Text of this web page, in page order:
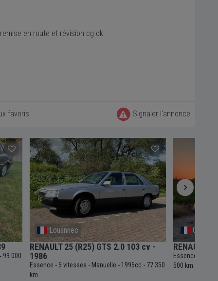
en route et révision cg ok
favoris Signaler l'annonce
- 99 000
Louannec
RENAULT 25 (R25) GTS 2.0 103 cv -
1986
Essence - 5 vitesses - Manuelle - 1995cc - 77 350
km
RENAULT
Essence
500 km